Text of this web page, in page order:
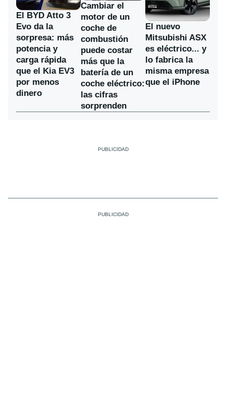
El BYD Atto 3
Evo da la
sorpresa: más
potencia y
carga rápida
que el Kia EV3
por menos
dinero
Cambiar el
motor de un
coche de
combustión
puede costar
más que la
batería de un
coche eléctrico:
las cifras
sorprenden
El nuevo
Mitsubishi ASX
es eléctrico... y
lo fabrica la
misma empresa
que el iPhone